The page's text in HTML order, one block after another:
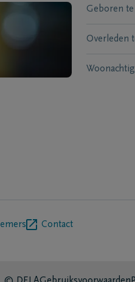
Geboren te
Overleden
Contact